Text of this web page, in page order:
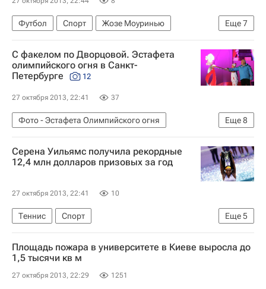
Серена Уильямс
Ли На
Ангелика Кербер
Петра Квитова
Екатерина Макарова
Агнешка Радваньская
Елена Янкович
Виктория Азаренко
Еще7
Футбол Спорт
Жозе Моуринью
Мануэль Пеллегрини
АПЛ 2026-2027 (Чемпионат Англии по футболу)
Челси
Манчестер Сити
Фернандо Торрес
Матия Настасич
Джо Харт
С факелом по Дворцовой. Эстафета
олимпийского огня в Санкт-
Петербурге
12
27 октября 2013, 22:41 37
Еще8
Фото - Эстафета Олимпийского огня
Олимпийские игры
Спорт
Фото
Фото - Сочи 2014
Георгий Полтавченко
Санкт-Петербург. 27 октября
Зимние Олимпийские игры 2014
Серена Уильямс получила рекордные
12,4 млн долларов призовых за год
27 октября 2013, 22:41 10
Еще5
Теннис
Спорт
Итоговый турнир года Женской теннисной ассоциации (WTA)-2013
Серена Уильямс
Ли На
Виктория Азаренко
Новак Джокович
Площадь пожара в университете в Киеве выросла до
1,5 тысячи кв м
27 октября 2013, 22:29 1251